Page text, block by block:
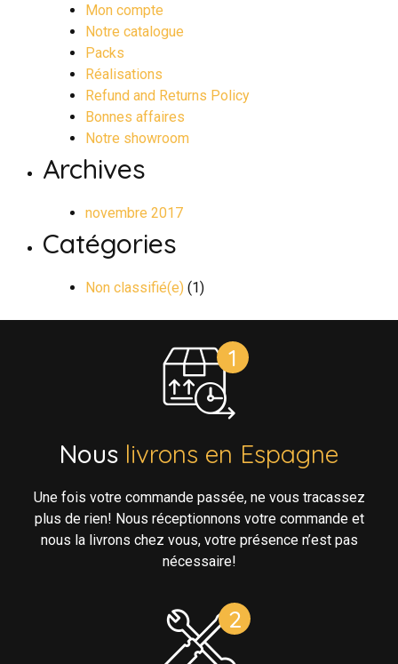
Mon compte
Notre catalogue
Packs
Réalisations
Refund and Returns Policy
Bonnes affaires
Notre showroom
Archives
novembre 2017
Catégories
Non classifié(e) (1)
Nous livrons en Espagne
Une fois votre commande passée, ne vous tracassez
plus de rien! Nous réceptionnons votre commande et
nous la livrons chez vous, votre présence n’est pas
nécessaire!